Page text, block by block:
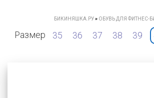
БИКИНЯШКА.РУ» ОБУВЬ ДЛЯ ФИТНЕС-
Размер 35 36 37 38 39